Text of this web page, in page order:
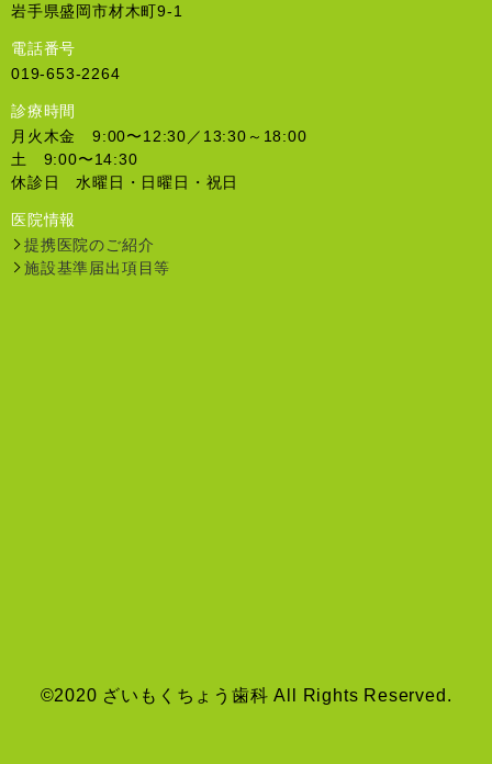
岩手県盛岡市材木町9-1
電話番号
019-653-2264
診療時間
月火木金 9:00〜12:30／13:30～18:00
土 9:00〜14:30
休診日 水曜日・日曜日・祝日
医院情報
提携医院のご紹介
施設基準届出項目等
©2020 ざいもくちょう歯科 All Rights Reserved.